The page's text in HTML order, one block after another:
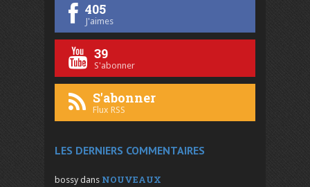
405
J'aimes
39
S'abonner
S'abonner
Flux RSS
LES DERNIERS COMMENTAIRES
bossy dans NOUVEAUX